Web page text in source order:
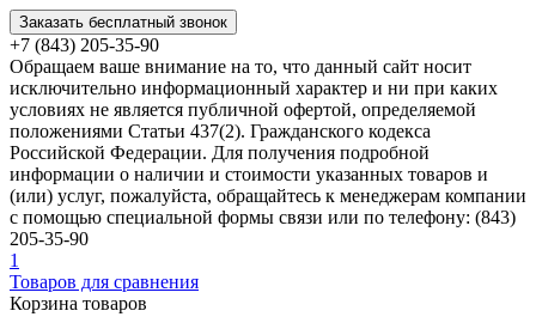
Заказать бесплатный звонок
+7 (843) 205-35-90
Обращаем ваше внимание на то, что данный сайт носит
исключительно информационный характер и ни при каких
условиях не является публичной офертой, определяемой
положениями Статьи 437(2). Гражданского кодекса
Российской Федерации. Для получения подробной
информации о наличии и стоимости указанных товаров и
(или) услуг, пожалуйста, обращайтесь к менеджерам компании
с помощью специальной формы связи или по телефону: (843)
205-35-90
1
Товаров для сравнения
Корзина товаров